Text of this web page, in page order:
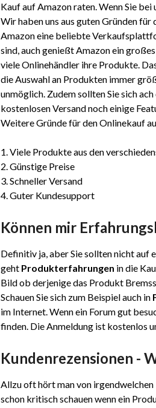
Kauf auf Amazon raten. Wenn Sie
Wir haben uns aus guten Gründen
Amazon eine beliebte
sind, auch genießt Amazon ein
viele Onlinehändler ihre Produkte.
die Auswahl an Produkten immer
unmöglich. Zudem sollten Sie sich
kostenlosen Versand noch einige
Weitere Gründe für den Onlinekauf
1. Viele Produkte aus den
2. Günstige Preise
3. Schneller Versand
4. Guter Kundesupport
Können mir
Definitiv ja, aber Sie sollten nicht auf
geht Produkterfahrungen in die
Bild ob derjenige das Produkt
Schauen Sie sich zum Beispiel auch in
im Internet. Wenn ein Forum gut
finden. Die Anmeldung ist kostenlos
Kundenrezensionen -
Allzu oft hört man von irgendwelchen
schon kritisch schauen wenn ein